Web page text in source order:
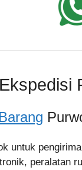
untuk
peralatan